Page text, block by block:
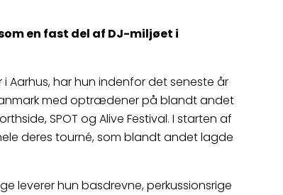
en fast del af DJ-miljøet i
har hun indenfor det seneste år
med optrædener på blandt andet
SPOT og Alive Festival. I starten af
deres tourné, som blandt andet lagde
leverer hun basdrevne, perkussionsrige